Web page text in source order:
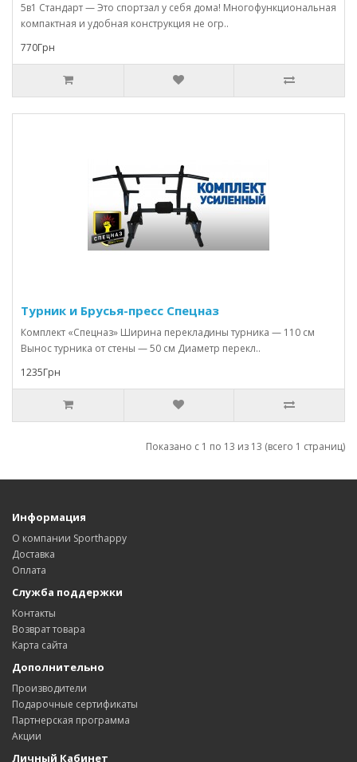
5в1 Стандарт — Это спортзал у себя дома! Многофункциональная
компактная и удобная конструкция не огр..
770Грн
Турник и Брусья-пресс Спецназ
Комплект «Спецназ» Ширина перекладины турника — 110 см
Вынос турника от стены — 50 см Диаметр перекл..
1235Грн
Показано с 1 по 13 из 13 (всего 1 страниц)
Информация
О компании Sporthappy
Доставка
Оплата
Служба поддержки
Контакты
Возврат товара
Карта сайта
Дополнительно
Производители
Подарочные сертификаты
Партнерская программа
Акции
Личный Кабинет